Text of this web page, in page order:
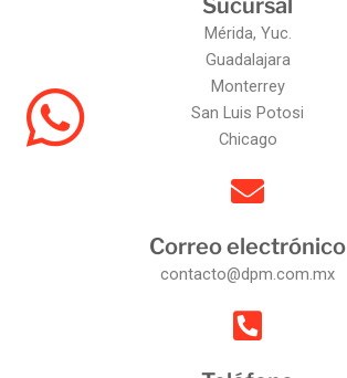
Mérida, Yuc.
Guadalajara
Monterrey
San Luis Potosi
Chicago
Correo electrónico
contacto@dpm.com.mx